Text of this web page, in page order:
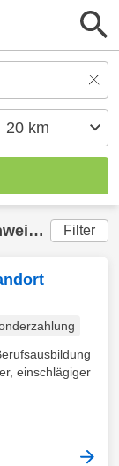
(20 km)
Filter
einschlägiger